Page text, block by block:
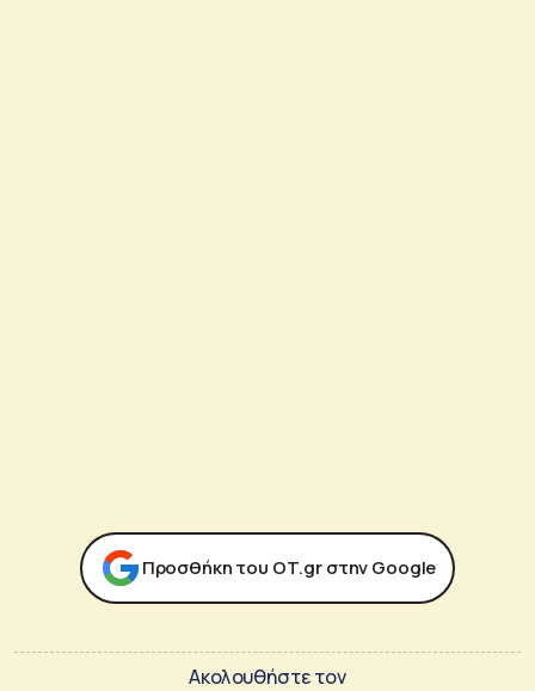
Προσθήκη του ΟΤ.gr στην Google
Ακολουθήστε τον